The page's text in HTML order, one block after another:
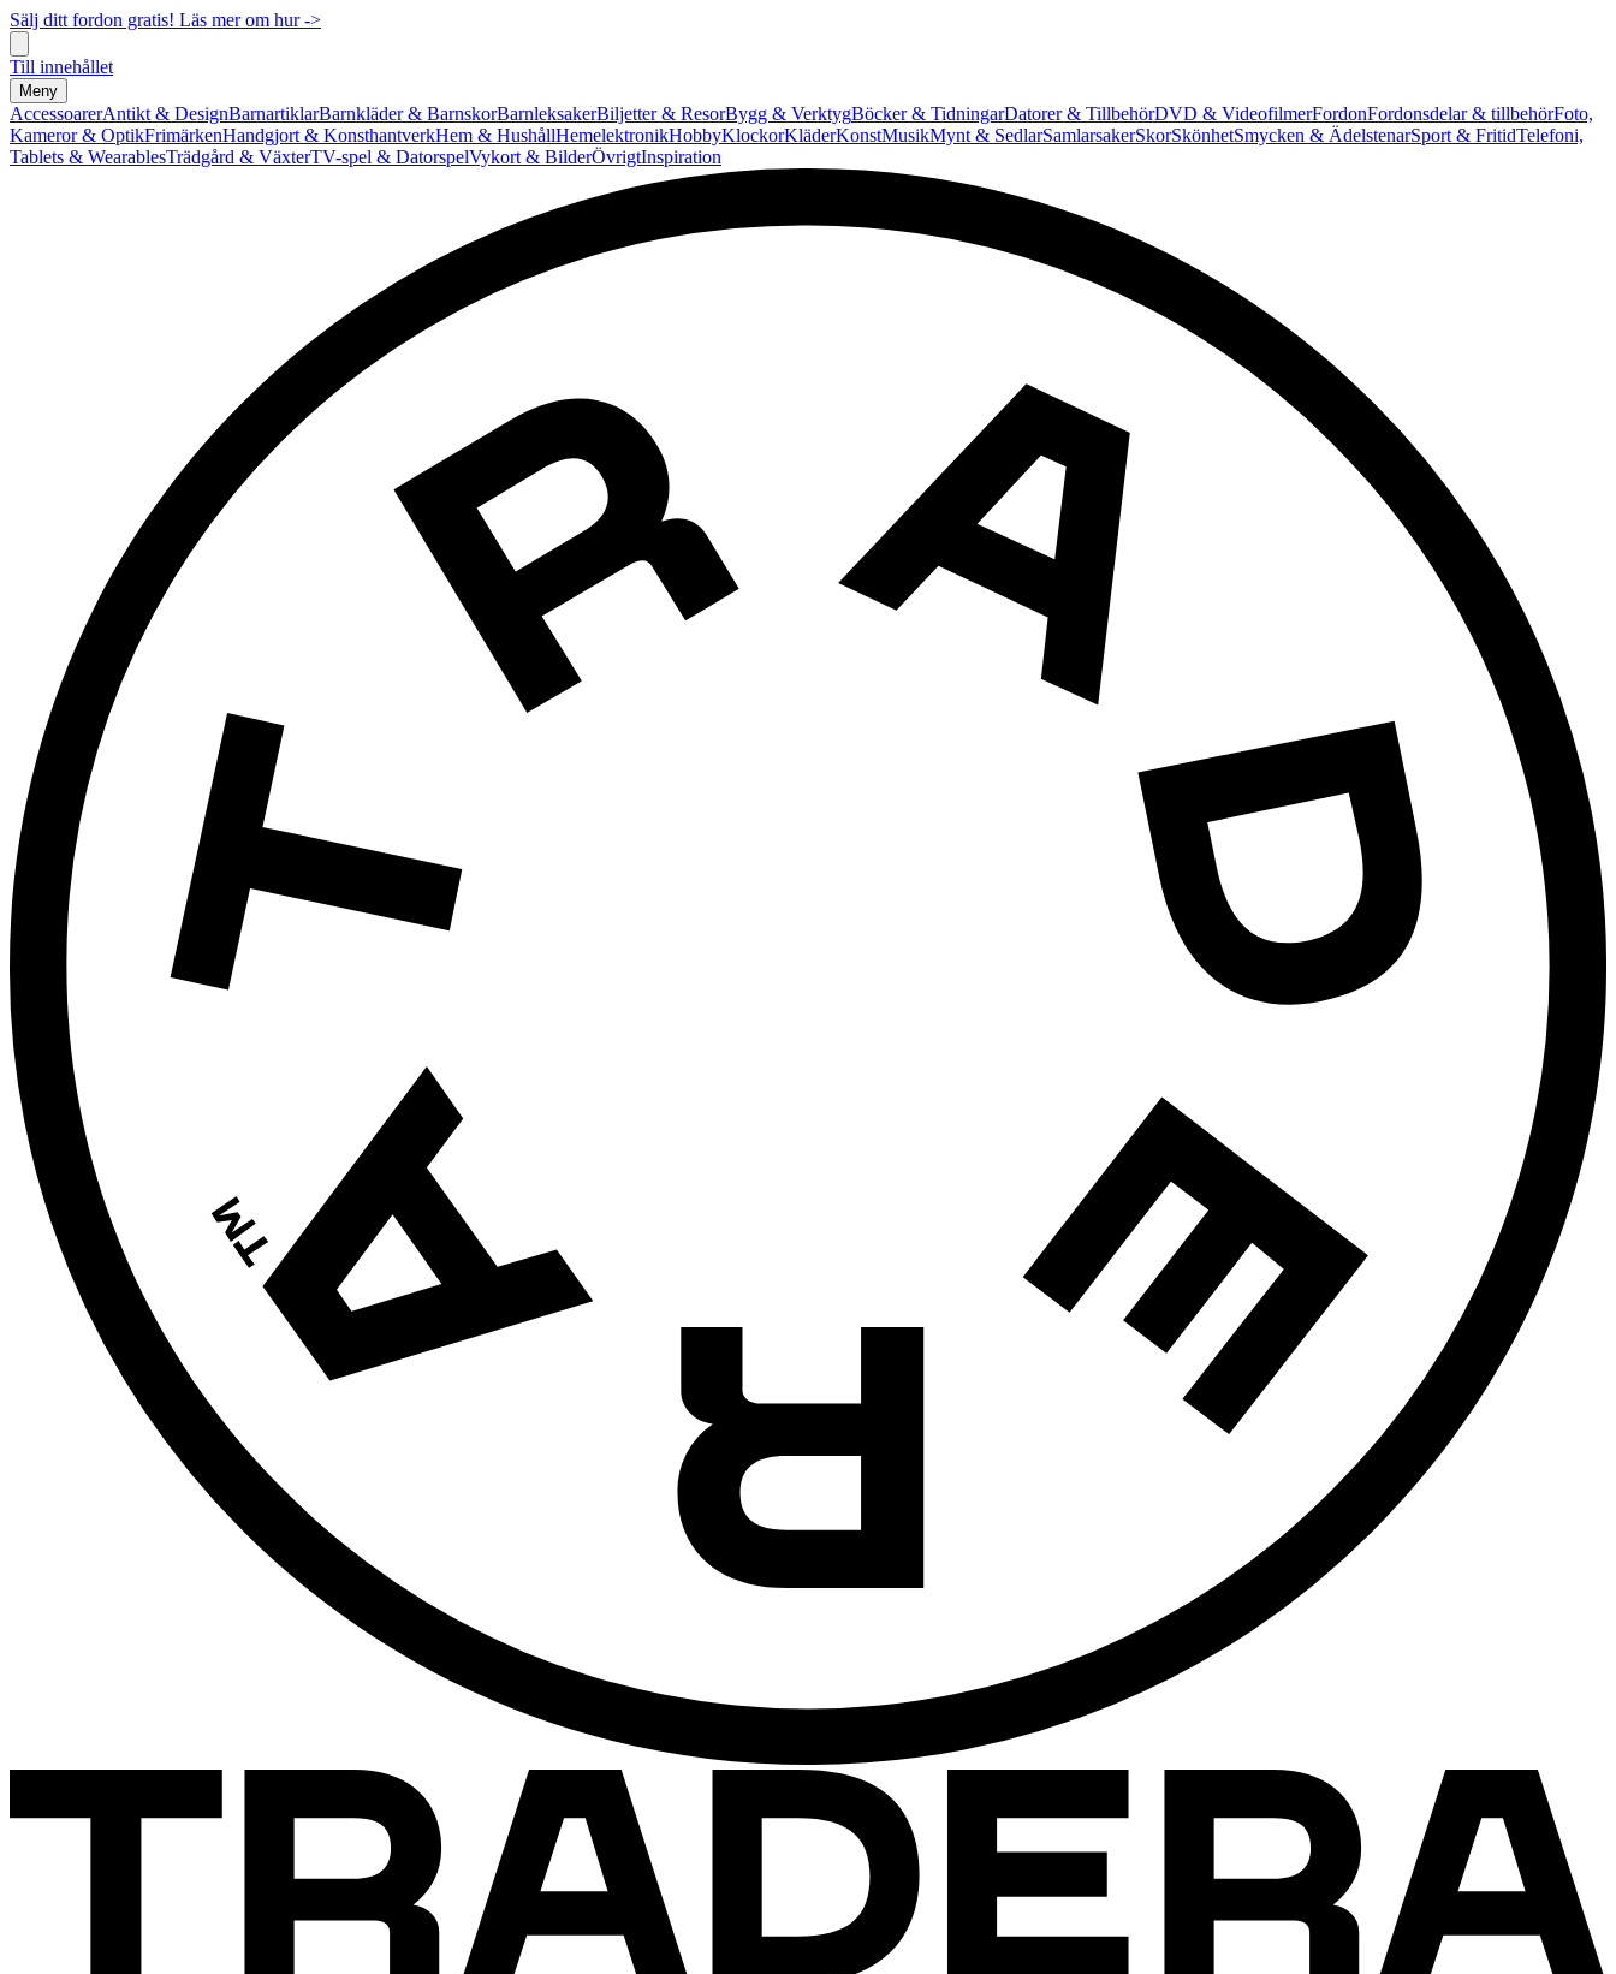
Sälj ditt fordon gratis! Läs mer om hur ->
Till innehållet
Meny
AccessoarerAntikt & DesignBarnartiklarBarnkläder & BarnskorBarnleksakerBiljetter & ResorBygg & VerktygBöcker & TidningarDatorer & TillbehörDVD & VideofilmerFordonFordonsdelar & tillbehörFoto,
Kameror & OptikFrimärkenHandgjort & KonsthantverkHem & HushållHemelektronikHobbyKlockorKläderKonstMusikMynt & SedlarSamlarsakerSkorSkönhetSmycken & ÄdelstenarSport & FritidTelefoni,
Tablets & WearablesTrädgård & VäxterTV-spel & DatorspelVykort & BilderÖvrigtInspiration